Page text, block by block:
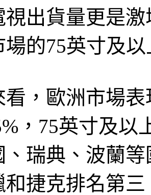
視出貨量更是
的75英寸及
看，歐洲市場
，75英寸及以
、瑞典、波蘭
和捷克排名第三